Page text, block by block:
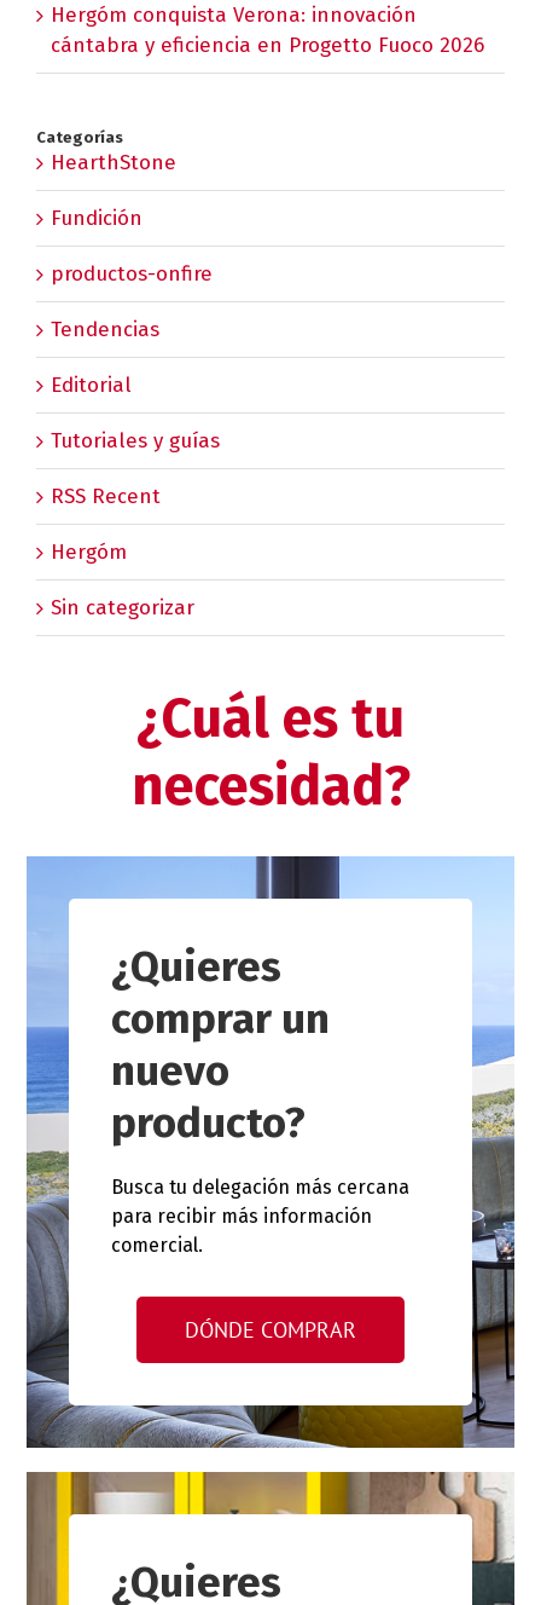
Hergóm conquista Verona: innovación
cántabra y eficiencia en Progetto Fuoco 2026
Categorías
HearthStone
Fundición
productos-onfire
Tendencias
Editorial
Tutoriales y guías
RSS Recent
Hergóm
Sin categorizar
¿Cuál es tu
necesidad?
¿Quieres
comprar un
nuevo
producto?
Busca tu delegación más cercana
para recibir más información
comercial.
DÓNDE COMPRAR
¿Quieres